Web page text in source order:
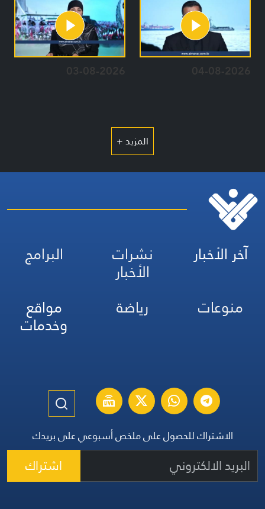
04-08-2026
03-08-2026
المزيد +
آخر الأخبار نشرات
الأخبار
البرامج
منوعات
رياضة مواقع
وخدمات
الاشتراك للحصول على ملخص أسبوعي على بريدك
اشتراك